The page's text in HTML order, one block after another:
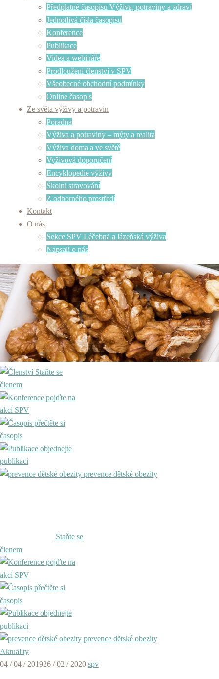
Předplatné časopisu Výživa, potraviny a zdraví
Jednotlivá čísla časopisu
Konference
Publikace
Videa a webináře
Prodloužení členství v SPV
Všeobecné obchodní podmínky
Online časopis
Ze světa výživy a potravin
Poradna
Výživa a potraviny – mýty a realita
Výživa doma a ve světě
Vyživová doporučení
Encyklopedie výživy
Školní stravování
Z odborného prostředí
Kontakt
O nás
Sekce SPV Léčebná a lázeňská výživa
Napsali o nás
Staňte se
členem
pojďte na
akci SPV
přečtěte si
časopis
objednejte
publikaci
prevence dětské obezity
Staňte se
členem
pojďte na
akci SPV
přečtěte si
časopis
objednejte
publikaci
prevence dětské obezity
Aktuality
04 / 04 / 201926 / 02 / 2020 spv